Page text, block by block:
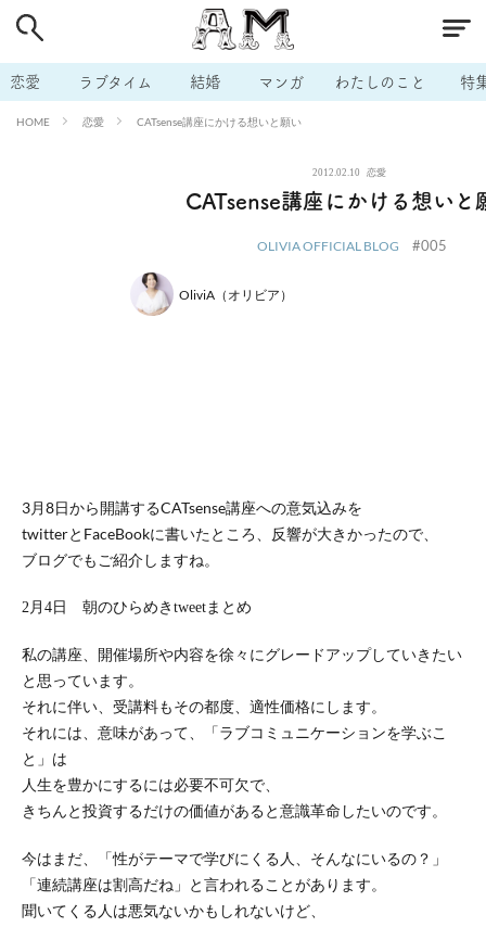
恋愛 ラブタイム 結婚 マンガ わたしのこと 特
HOME 恋愛 CATsense講座にかける想いと願い
2012.02.10 恋愛
CATsense講座にかける想いと
OLIVIA OFFICIAL BLOG #005
OliviA（オリビア）
3月8日から開講するCATsense講座への意気込みを
twitterとFaceBookに書いたところ、反響が大きかったので、
ブログでもご紹介しますね。
2月4日 朝のひらめきtweetまとめ
私の講座、開催場所や内容を徐々にグレードアップしていきたい
と 思っています。
それに伴い、受講料もその都度、適性価格にします。
それには、意味があって、「ラブコミュニケーションを学ぶこ
と」 は
人生を豊かにするには必要不可欠で、
きちんと投資するだけの価値があると意識革命したいのです。
今はまだ、「性がテーマで学びにくる人、そんなにいるの？」
「連続講座は割高だね」と言われることがあります。
聞いてくる人は悪気ないかもしれないけど、
# 男の本音 # セフレ # 不倫
# 出会う方法 # マッチングアプリ # ラブグッズ # 体の相